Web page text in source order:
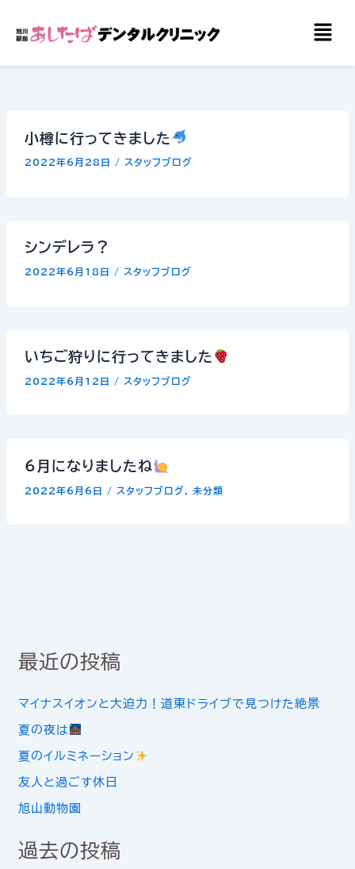
メ
ニ
小樽に行ってきました
2022年6月28日 / スタッフブログ
シンデレラ？
2022年6月18日 / スタッフブログ
いちご狩りに行ってきました
2022年6月12日 / スタッフブログ
6月になりましたね
2022年6月6日 / スタッフブログ 未分類
最近の投稿
マイナスイオンと大迫力！道東ドライブで見つけた絶景
夏の夜は
夏のイルミネーション
友人と過ごす休日
旭山動物園
過去の投稿